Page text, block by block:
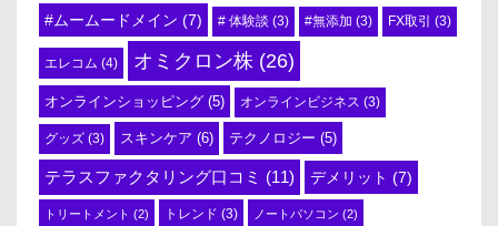
#ムームードメイン (7) # 体験談 (3) #無添加 (3) FX取引 (3)
エレコム (4) オミクロン株 (26)
オンラインショッピング (5) オンラインビジネス (3)
グッズ (3) スキンケア (6) テクノロジー (5)
テラスファクタリング口コミ (11) デメリット (7)
トリートメント (2) トレンド (3) ノートパソコン (2)